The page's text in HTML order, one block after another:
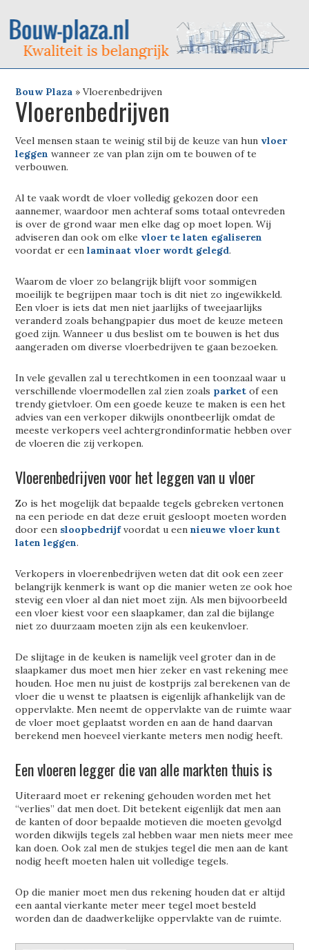
Bouw Plaza »Vloerenbedrijven
Vloerenbedrijven
Veel mensen staan te weinig stil bij de keuze van hun vloer
leggen wanneer ze van plan zijn om te bouwen of te
verbouwen.
Al te vaak wordt de vloer volledig gekozen door een
aannemer, waardoor men achteraf soms totaal ontevreden
is over de grond waar men elke dag op moet lopen. Wij
adviseren dan ook om elke vloer te laten egaliseren
voordat er eenlaminaat vloer wordt gelegd.
Waarom de vloer zo belangrijk blijft voor sommigen
moeilijk te begrijpen maar toch is dit niet zo ingewikkeld.
Een vloer is iets dat men niet jaarlijks of tweejaarlijks
veranderd zoals behangpapier dus moet de keuze meteen
goed zijn. Wanneer u dus beslist om te bouwen is het dus
aangeraden om diverse vloerbedrijven te gaan bezoeken.
In vele gevallen zal u terechtkomen in een toonzaal waar u
verschillende vloermodellen zal zien zoals parketof een
trendy gietvloer. Om een goede keuze te maken is een het
advies van een verkoper dikwijls onontbeerlijk omdat de
meeste verkopers veel achtergrondinformatie hebben over
de vloeren die zij verkopen.
Vloerenbedrijven voor het leggen van u vloer
Zo is het mogelijk dat bepaalde tegels gebreken vertonen
na een periode en dat deze eruit gesloopt moeten worden
door een sloopbedrijfvoordat u eennieuwe vloer kunt
laten leggen.
Verkopers in vloerenbedrijven weten dat dit ook een zeer
belangrijk kenmerk is want op die manier weten ze ook hoe
stevig een vloer al dan niet moet zijn. Als men bijvoorbeeld
een vloer kiest voor een slaapkamer, dan zal die bijlange
niet zo duurzaam moeten zijn als een keukenvloer.
De slijtage in de keuken is namelijk veel groter dan in de
slaapkamer dus moet men hier zeker en vast rekening mee
houden. Hoe men nu juist de kostprijs zal berekenen van de
vloer die u wenst te plaatsen is eigenlijk afhankelijk van de
oppervlakte. Men neemt de oppervlakte van de ruimte waar
de vloer moet geplaatst worden en aan de hand daarvan
berekend men hoeveel vierkante meters men nodig heeft.
Een vloeren legger die van alle markten thuis is
Uiteraard moet er rekening gehouden worden met het
“verlies” dat men doet. Dit betekent eigenlijk dat men aan
de kanten of door bepaalde motieven die moeten gevolgd
worden dikwijls tegels zal hebben waar men niets meer mee
kan doen. Ook zal men de stukjes tegel die men aan de kant
nodig heeft moeten halen uit volledige tegels.
Op die manier moet men dus rekening houden dat er altijd
een aantal vierkante meter meer tegel moet besteld
worden dan de daadwerkelijke oppervlakte van de ruimte.